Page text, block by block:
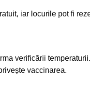
iar locurile pot fi
verificării
vaccinarea.